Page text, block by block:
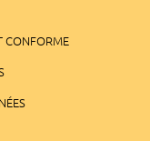
CONFORME